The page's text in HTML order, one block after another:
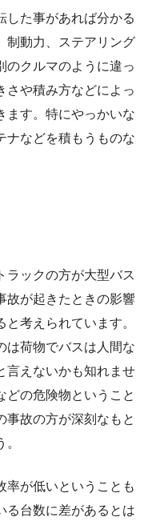
した事があれば分かる
制動力、ステアリング
のクルマのように違っ
さや積み方などによっ
ます。特にやっかいな
ナなどを積もうものな
ラックの方が大型バス
故が起きたときの影響
考えられています。
は荷物でバスは人間な
言えないかも知れませ
どの危険物ということ
事故の方が深刻なもと
率が低いということも
る台数に差があるとは